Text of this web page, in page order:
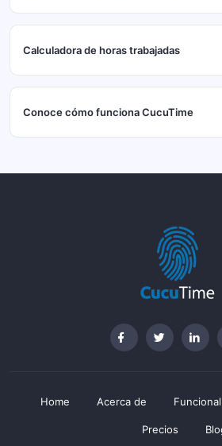
Calculadora de horas trabajadas
Conoce cómo funciona CucuTime
Home Acerca de
Precios